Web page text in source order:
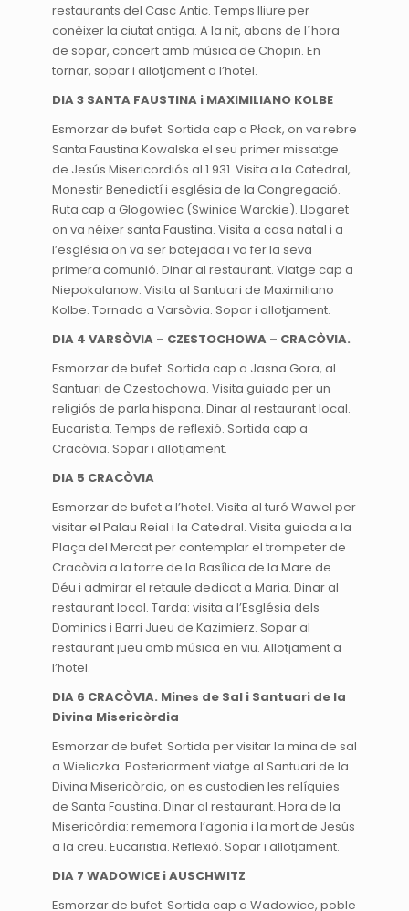
restaurants del Casc Antic. Temps lliure per
conèixer la ciutat antiga. A la nit, abans de l´hora
de sopar, concert amb música de Chopin. En
tornar, sopar i allotjament a l’hotel.
DIA 3 SANTA FAUSTINA i MAXIMILIANO KOLBE
Esmorzar de bufet. Sortida cap a Płock, on va rebre
Santa Faustina Kowalska el seu primer missatge
de Jesús Misericordiós al 1.931. Visita a la Catedral,
Monestir Benedictí i església de la Congregació.
Ruta cap a Glogowiec (Swinice Warckie). Llogaret
on va néixer santa Faustina. Visita a casa natal i a
l’església on va ser batejada i va fer la seva
primera comunió. Dinar al restaurant. Viatge cap a
Niepokalanow. Visita al Santuari de Maximiliano
Kolbe. Tornada a Varsòvia. Sopar i allotjament.
DIA 4 VARSÒVIA – CZESTOCHOWA – CRACÒVIA.
Esmorzar de bufet. Sortida cap a Jasna Gora, al
Santuari de Czestochowa. Visita guiada per un
religiós de parla hispana. Dinar al restaurant local.
Eucaristia. Temps de reflexió. Sortida cap a
Cracòvia. Sopar i allotjament.
DIA 5 CRACÒVIA
Esmorzar de bufet a l’hotel. Visita al turó Wawel per
visitar el Palau Reial i la Catedral. Visita guiada a la
Plaça del Mercat per contemplar el trompeter de
Cracòvia a la torre de la Basílica de la Mare de
Déu i admirar el retaule dedicat a Maria. Dinar al
restaurant local. Tarda: visita a l’Església dels
Dominics i Barri Jueu de Kazimierz. Sopar al
restaurant jueu amb música en viu. Allotjament a
l’hotel.
DIA 6 CRACÒVIA. Mines de Sal i Santuari de la
Divina Misericòrdia
Esmorzar de bufet. Sortida per visitar la mina de sal
a Wieliczka. Posteriorment viatge al Santuari de la
Divina Misericòrdia, on es custodien les relíquies
de Santa Faustina. Dinar al restaurant. Hora de la
Misericòrdia: rememora l’agonia i la mort de Jesús
a la creu. Eucaristia. Reflexió. Sopar i allotjament.
DIA 7 WADOWICE i AUSCHWITZ
Esmorzar de bufet. Sortida cap a Wadowice, poble